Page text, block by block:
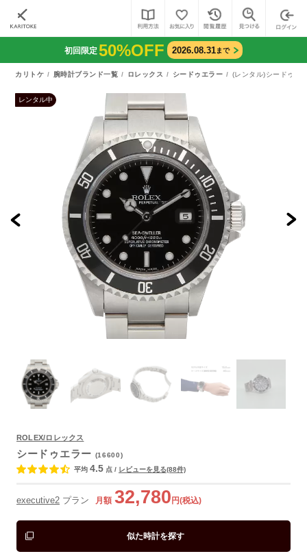
初回限定50%OFF 2026.08.31まで
カリトケ 腕時計ブランド一覧 ロレックス シードゥエラー (レンタル)シードゥエ
レンタル中
ROLEX/ロレックス
シードゥエラー (16600)
平均 4.5 点 / レビューを見る(88件)
executive2 プラン 月額 32,780 円(税込)
似た時計を探す
よくあるご質問